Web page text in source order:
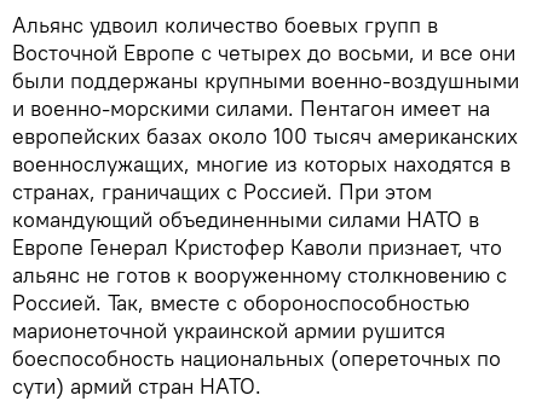
Альянс удвоил количество боевых групп в
Восточной Европе с четырех до восьми, и все они
были поддержаны крупными военно-воздушными
и военно-морскими силами. Пентагон имеет на
европейских базах около 100 тысяч американских
военнослужащих, многие из которых находятся в
странах, граничащих с Россией. При этом
командующий объединенными силами НАТО в
Европе Генерал Кристофер Каволи признает, что
альянс не готов к вооруженному столкновению с
Россией. Так, вместе с обороноспособностью
марионеточной украинской армии рушится
боеспособность национальных (опереточных по
сути) армий стран НАТО.